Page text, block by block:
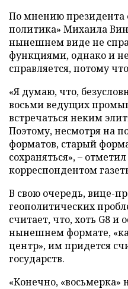
По мнению президента
политика» Михаила
нынешнем виде не
функциями, однако и
справляется, потому
«Я думаю, что,
восьми ведущих
встречаться неким
Поэтому, несмотря на
форматов, старый
сохраняться», –
корреспондентом
В свою очередь, вице-
геополитических
считает, что, хоть G8 и
нынешнем формате,
центр», им придется
государств.
«Конечно,